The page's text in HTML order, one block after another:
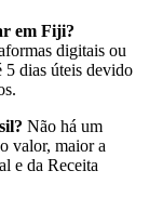
em Fiji?
digitais ou
5 dias úteis devido
Não há um
valor, maior a
e da Receita